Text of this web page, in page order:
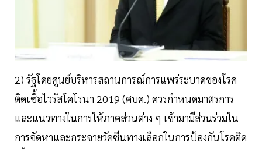
2) รัฐโดยศูนย์บริหารสถานการณ์การแพร่ระบาดของโรค
ติดเชื้อไวรัสโคโรนา 2019 (ศบค.) ควรกำหนดมาตรการ
และแนวทางในการให้ภาคส่วนต่าง ๆ เข้ามามีส่วนร่วมใน
การจัดหาและกระจายวัคซีนทางเลือกในการป้องกันโรคติด